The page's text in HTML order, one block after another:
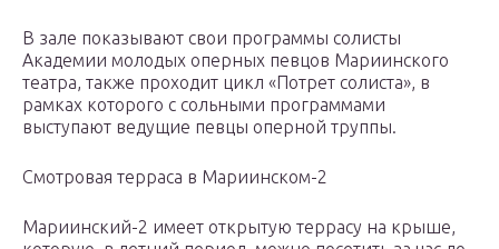
В зале показывают свои программы солисты
Академии молодых оперных певцов Мариинского
театра, также проходит цикл «Потрет солиста», в
рамках которого с сольными программами
выступают ведущие певцы оперной труппы.
Смотровая терраса в Мариинском-2
Мариинский-2 имеет открытую террасу на крыше,